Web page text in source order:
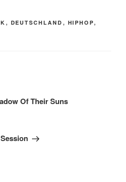
, DEUTSCHLAND , HIPHOP,
Of Their Suns